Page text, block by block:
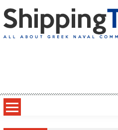
to
content